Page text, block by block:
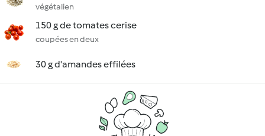
végétalien
150 g de tomates cerise
coupées en deux
30 g d'amandes effilées